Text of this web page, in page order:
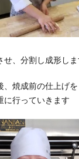
、分割し成形しま
、焼成前の仕上げ
に行っていきます